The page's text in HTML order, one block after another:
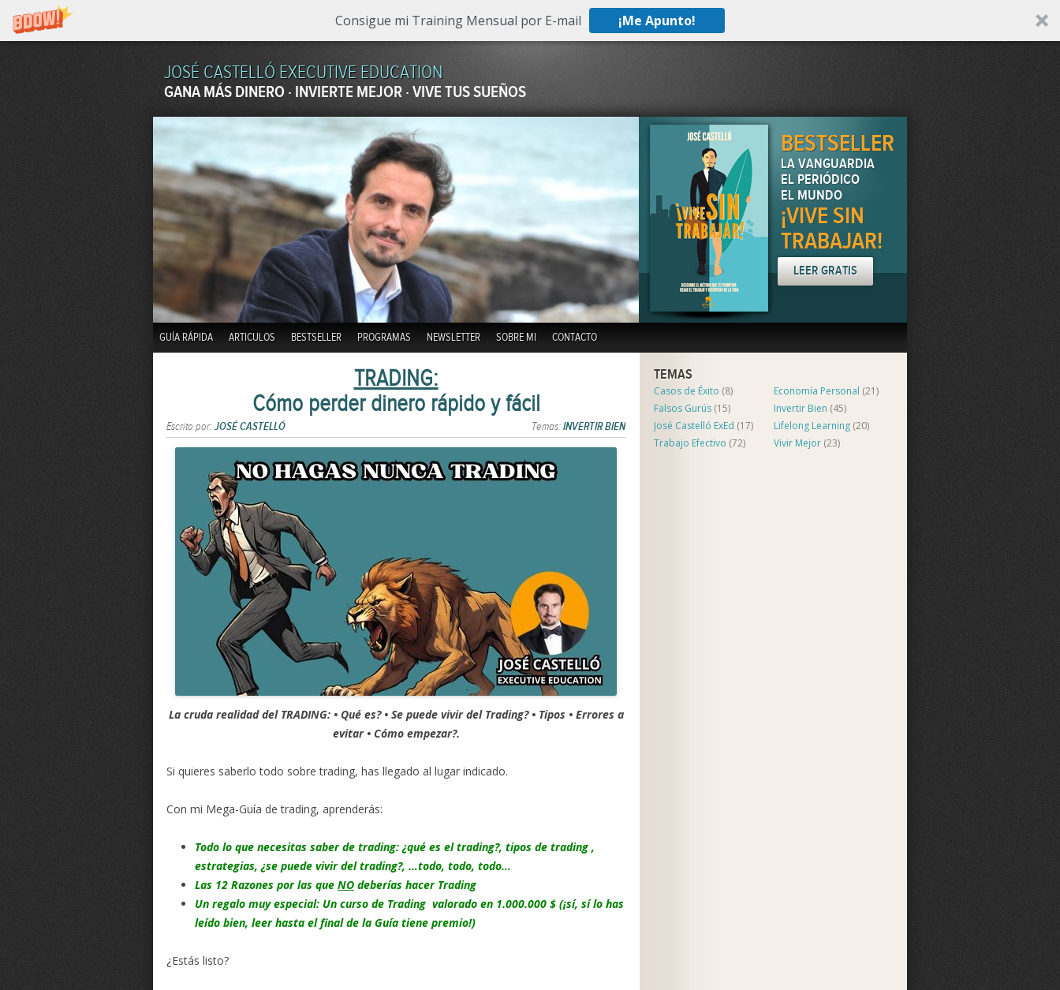
Consigue mi Training Mensual por E-mail ¡Me Apunto!
JOSÉ CASTELLÓ EXECUTIVE EDUCATION
GANA MÁS DINERO · INVIERTE MEJOR · VIVE TUS SUEÑOS
BESTSELLER
LA VANGUARDIA
EL PERIÓDICO
EL MUNDO
¡VIVE SIN
TRABAJAR!
LEER GRATIS
Skip to content
GUÍA RÁPIDA ARTICULOS BESTSELLER PROGRAMAS NEWSLETTER SOBRE MI CONTACTO
TRADING:
Cómo perder dinero rápido y fácil
Temas:INVERTIR BIEN
Escrito por:JOSÉ CASTELLÓ
La cruda realidad del TRADING: • Qué es? • Se puede vivir del Trading? • Tipos • Errores a
evitar • Cómo empezar?.
Si quieres saberlo todo sobre trading, has llegado al lugar indicado.
Con mi Mega-Guía de trading, aprenderás:
Todo lo que necesitas saber de trading: ¿qué es el trading?, tipos de trading ,
estrategias, ¿se puede vivir del trading?, …todo, todo, todo…
Las 12 Razones por las que NO deberías hacer Trading
Un regalo muy especial: Un curso de Trading valorado en 1.000.000 $ (¡sí, sí lo has
leído bien, leer hasta el final de la Guía tiene premio!)
¿Estás listo?
TEMAS
Casos de Éxito (8) Economía Personal (21)
Falsos Gurús (15) Invertir Bien (45)
José Castelló ExEd (17) Lifelong Learning(20)
Trabajo Efectivo (72) Vivir Mejor(23)